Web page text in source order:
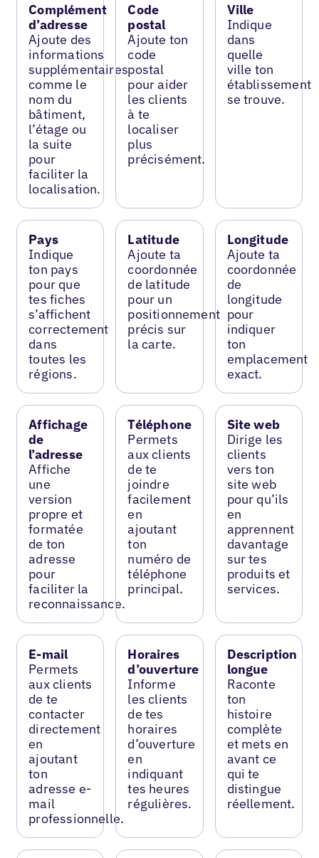
Complément
d’adresse
Ajoute des
informations
supplémentaires
comme le
nom du
bâtiment,
l’étage ou
la suite
pour
faciliter la
localisation.
Code
postal
Ajoute ton
code
postal
pour aider
les clients
à te
localiser
plus
précisément.
Ville
Indique
dans
quelle
ville ton
établissement
se trouve.
Pays
Indique
ton pays
pour que
tes fiches
s’affichent
correctement
dans
toutes les
régions.
Latitude
Ajoute ta
coordonnée
de latitude
pour un
positionnement
précis sur
la carte.
Longitude
Ajoute ta
coordonnée
de
longitude
pour
indiquer
ton
emplacement
exact.
Affichage
de
l’adresse
Affiche
une
version
propre et
formatée
de ton
adresse
pour
faciliter la
reconnaissance.
Téléphone
Permets
aux clients
de te
joindre
facilement
en
ajoutant
ton
numéro de
téléphone
principal.
Site web
Dirige les
clients
vers ton
site web
pour qu’ils
en
apprennent
davantage
sur tes
produits et
services.
E-mail
Permets
aux clients
de te
contacter
directement
en
ajoutant
ton
adresse e-
mail
professionnelle.
Horaires
d’ouverture
Informe
les clients
de tes
horaires
d’ouverture
en
indiquant
tes heures
régulières.
Description
longue
Raconte
ton
histoire
complète
et mets en
avant ce
qui te
distingue
réellement.